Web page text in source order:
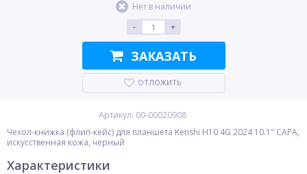
Нет в наличии
-
+
ЗАКАЗАТЬ
ОТЛОЖИТЬ
Артикул: 00-00020908
Чехол-книжка (флип-кейс) для планшета Kenshi H10 4G 2024 10.1" CAPA,
искусственная кожа, черный
Характеристики